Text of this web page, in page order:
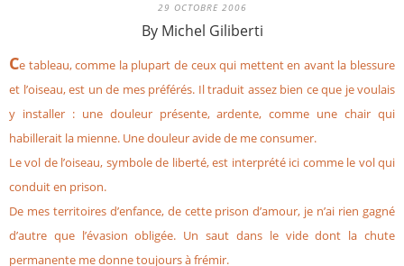
29 OCTOBRE 2006
By Michel Giliberti
Ce tableau, comme la plupart de ceux qui mettent en avant la blessure
et l’oiseau, est un de mes préférés. Il traduit assez bien ce que je voulais
y installer : une douleur présente, ardente, comme une chair qui
habillerait la mienne. Une douleur avide de me consumer.
Le vol de l’oiseau, symbole de liberté, est interprété ici comme le vol qui
conduit en prison.
De mes territoires d’enfance, de cette prison d’amour, je n’ai rien gagné
d’autre que l’évasion obligée. Un saut dans le vide dont la chute
permanente me donne toujours à frémir.